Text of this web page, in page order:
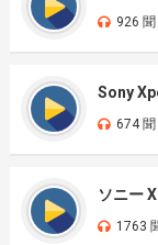
926 聞
Sony
674 聞
ソニー
1763